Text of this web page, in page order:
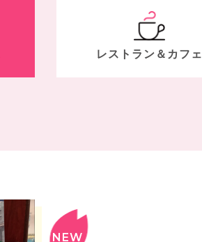
レストラン＆ カフェ